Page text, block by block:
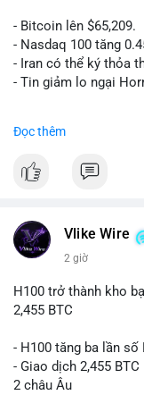
- Bitcoin lên $65,209.
- Nasdaq 100 tăng
- Iran có thể ký thỏa
- Tin giảm lo ngại
📰 Nguồn: CoinDesk
Đọc thêm
Vlike Wire
2 giờ
H100 trở thành kho
2,455 BTC
- H100 tăng ba lần số
- Giao dịch 2,455
2 châu Âu